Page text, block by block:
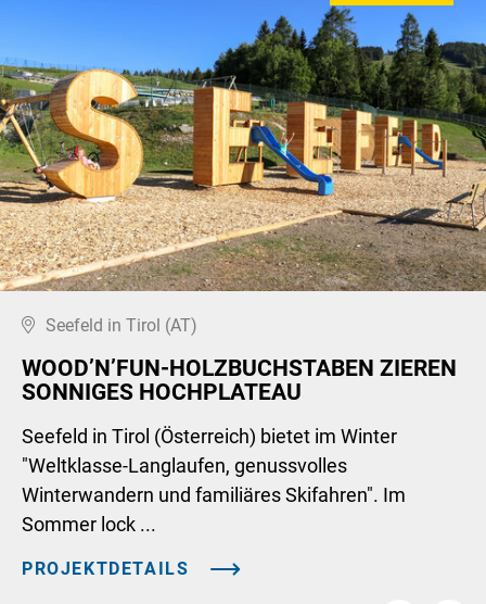
Seefeld in Tirol (AT)
WOOD’N’FUN-HOLZBUCHSTABEN ZIEREN
SONNIGES HOCHPLATEAU
Seefeld in Tirol (Österreich) bietet im Winter
"Weltklasse-Langlaufen, genussvolles
Winterwandern und familiäres Skifahren". Im
Sommer lock ...
PROJEKTDETAILS